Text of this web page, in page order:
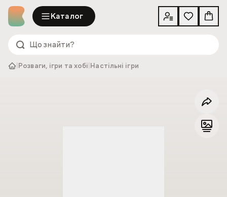
Каталог
Розваги, ігри та хобі Настільні ігри